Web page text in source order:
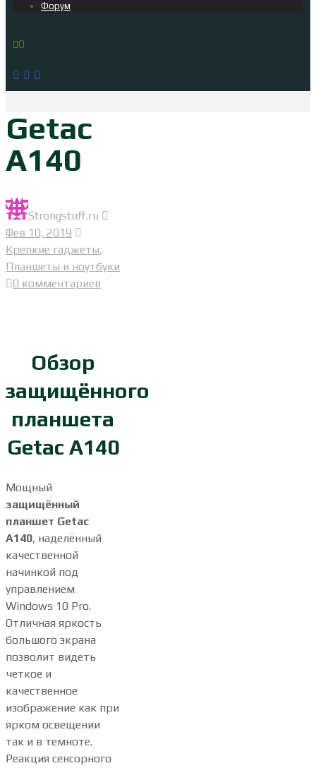
Форум
0
Getac
A140
Strongstuff.ru
Фев 10, 2019
Крепкие гаджеты,
Планшеты и ноутбуки
0 комментариев
Обзор
защищённого
планшета
Getac A140
Мощный
защищённый
планшет Getac
A140, наделённый
качественной
начинкой под
управлением
Windows 10 Pro.
Отличная яркость
большого экрана
позволит видеть
четкое и
качественное
изображение как при
ярком освещении
так и в темноте.
Реакция сенсорного